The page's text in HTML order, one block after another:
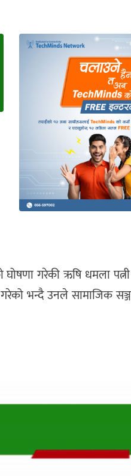
घोषणा गरेकी ऋषि धमला
भन्दै उनले सामाजिक